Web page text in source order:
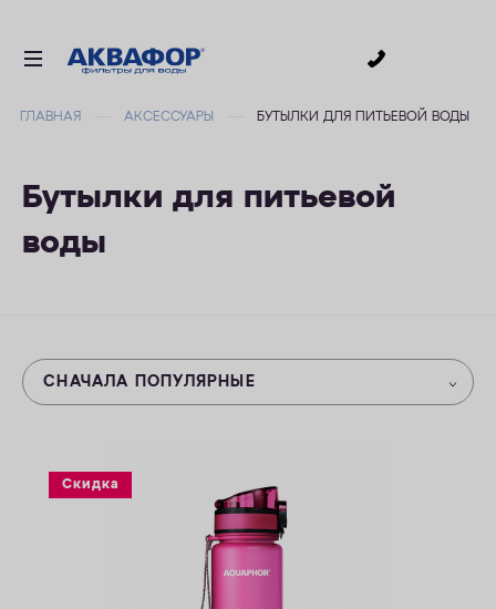
ДЛЯ ВАННОЙ
В КОТТЕДЖ
ОПЛАТА
ГЛАВНАЯ АКСЕССУАРЫ БУТЫЛКИ ДЛЯ ПИТЬЕВОЙ ВОДЫ
Бутылки для питьевой
воды
СНАЧАЛА ПОПУЛЯРНЫЕ
Скидка